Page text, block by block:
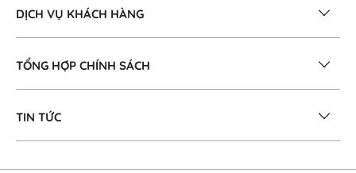
DỊCH VỤ KHÁCH HÀNG
TỔNG HỢP CHÍNH SÁCH
TIN TỨC